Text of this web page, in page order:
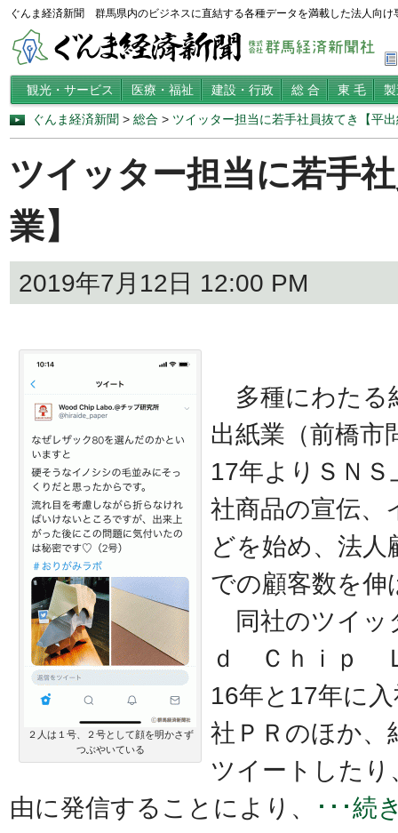
ぐんま経済新聞 群馬県内のビジネスに直結する各種データを満載した法人向け
観光・サービス 医療・福祉 建設・行政 総 合 東 毛
ぐんま経済新聞 > 総合 > ツイッター担当に若手社員抜てき【平
ツイッター担当に若手
業】
2019年7月12日 12:00 PM
２人は１号、２号として顔を明かさず
つぶやいている
多種にわたる
出紙業（前橋市
17年よりＳＮ
社商品の宣伝、
どを始め、法人
での顧客数を伸
同社のツイッ
ｄ Ｃｈｉｐ
16年と17年に
社ＰＲのほか、
ツイートした
由に発信することにより、
･･･続